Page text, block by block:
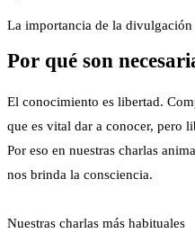
La importancia de la divulgación
Por qué son
El conocimiento es libertad.
que es vital dar a conocer, pero
Por eso en nuestras charlas
nos brinda la consciencia.
Nuestras charlas más habituales